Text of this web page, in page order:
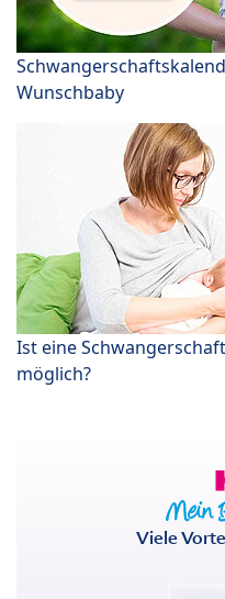
Wunschbaby
Ist eine
möglich?
Viele